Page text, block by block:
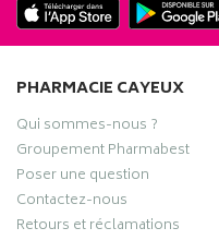
PHARMACIE CAYEUX
Qui sommes-nous ?
Groupement Pharmabest
Poser une question
Contactez-nous
Retours et réclamations